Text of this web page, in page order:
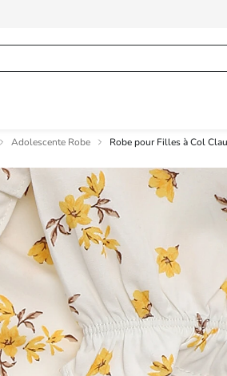
Adolescente Robe Robe pour Filles à Col